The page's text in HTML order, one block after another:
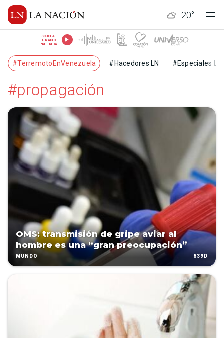
20°
ESCUCHÁ
TU RADIO
PREFERIDA
#TerremotoEnVenezuela #Hacedores LN #Especiales LN
#propagación
OMS: transmisión de gripe aviar al
hombre es una “gran preocupación”
MUNDO 839D